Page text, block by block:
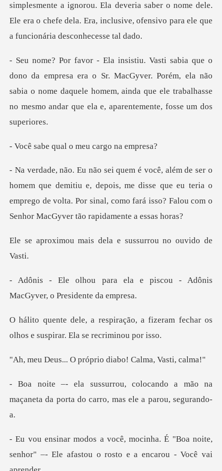
orou. Ela deveria saber o nome dele.
Ele era o chefe dela. Era, inc
o Sr. MacGyver. Porém, ela não
sabia o nome daquele homem, ainda que ele t
ual o meu car
tiu e, depois, me disse que eu teria o
emprego de volta. Por sinal, com
is dela e sussurrou
a e piscou - Adônis
MacGyver
, a fizeram fechar os
olhos e susp
próprio diabo! Ca
ando a mão na
maçaneta da porta do
É "Boa noite,
senhor" –- Ele afastou o